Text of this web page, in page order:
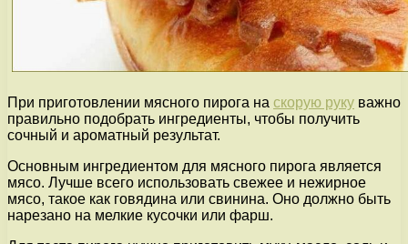
При приготовлении мясного пирога на скорую руку важно
правильно подобрать ингредиенты, чтобы получить
сочный и ароматный результат.
Основным ингредиентом для мясного пирога является
мясо. Лучше всего использовать свежее и нежирное
мясо, такое как говядина или свинина. Оно должно быть
нарезано на мелкие кусочки или фарш.